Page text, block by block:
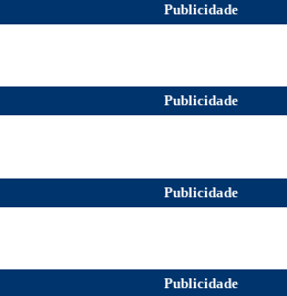
Publicidade
Publicidade
Publicidade
Publicidade